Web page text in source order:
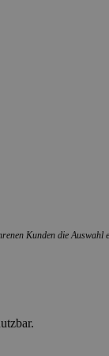
Kunden die Auswahl